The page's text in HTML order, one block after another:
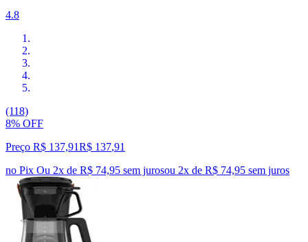
4.8
(118)
8% OFF
Preço R$ 137,91R$ 137,91
no Pix Ou 2x de R$ 74,95 sem jurosou 2x de R$ 74,95 sem juros